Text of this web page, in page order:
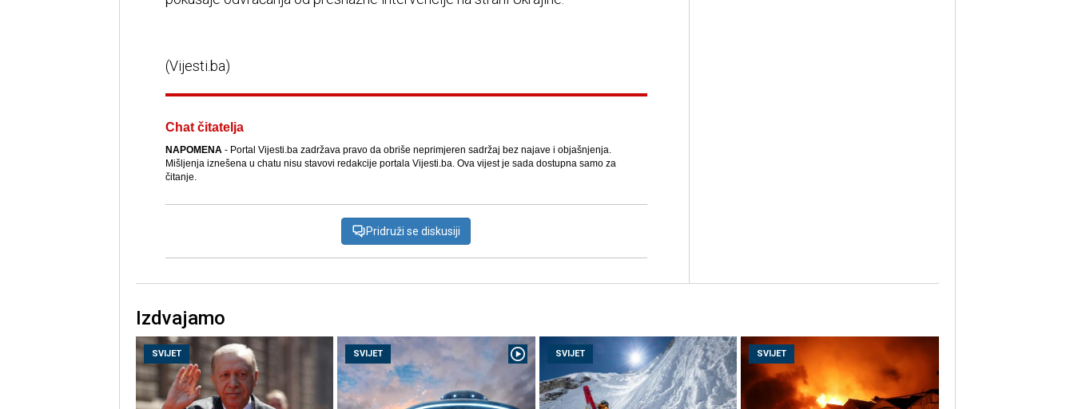
(Vijesti.ba)
Chat čitatelja
NAPOMENA- Portal Vijesti.ba zadržava pravo da obriše neprimjeren sadržaj bez najave i objašnjenja.
Mišljenja iznešena u chatu nisu stavovi redakcije portala Vijesti.ba. Ova vijest je sada dostupna samo za
čitanje.
Pridruži se diskusiji
Izdvajamo
SVIJET SVIJET SVIJET SVIJET